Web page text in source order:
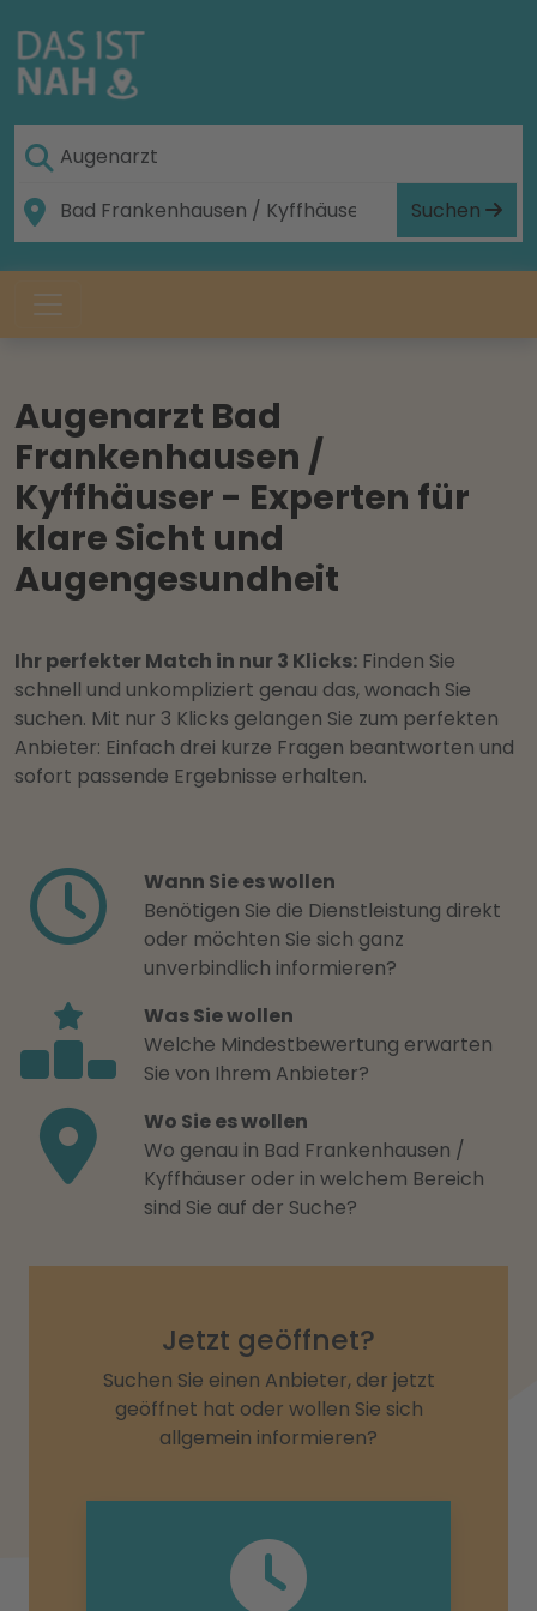
Suchen
Augenarzt Bad
Frankenhausen /
Kyffhäuser - Experten für
klare Sicht und
Augengesundheit
Ihr perfekter Match in nur 3 Klicks: Finden Sie
schnell und unkompliziert genau das, wonach Sie
suchen. Mit nur 3 Klicks gelangen Sie zum perfekten
Anbieter: Einfach drei kurze Fragen beantworten und
sofort passende Ergebnisse erhalten.
Wann Sie es wollen
Benötigen Sie die Dienstleistung direkt
oder möchten Sie sich ganz
unverbindlich informieren?
Was Sie wollen
Welche Mindestbewertung erwarten
Sie von Ihrem Anbieter?
Wo Sie es wollen
Wo genau in Bad Frankenhausen /
Kyffhäuser oder in welchem Bereich
sind Sie auf der Suche?
Jetzt geöffnet?
Suchen Sie einen Anbieter, der jetzt
geöffnet hat oder wollen Sie sich
allgemein informieren?